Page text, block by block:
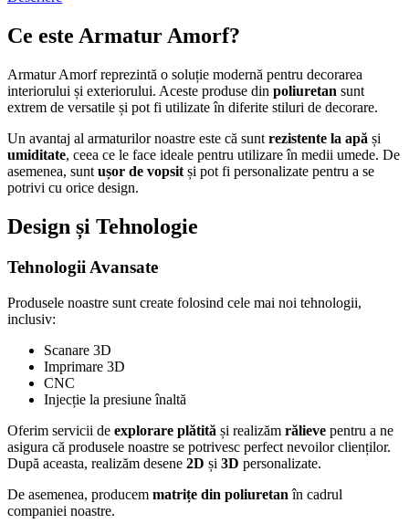
Ce este Armatur Amorf?
Armatur Amorf reprezintă o soluție modernă pentru decorarea
interiorului și exteriorului. Aceste produse din poliuretan sunt
extrem de versatile și pot fi utilizate în diferite stiluri de decorare.
Un avantaj al armaturilor noastre este că sunt rezistente la apă și
umiditate, ceea ce le face ideale pentru utilizare în medii umede. De
asemenea, sunt ușor de vopsit și pot fi personalizate pentru a se
potrivi cu orice design.
Design și Tehnologie
Tehnologii Avansate
Produsele noastre sunt create folosind cele mai noi tehnologii,
inclusiv:
Scanare 3D
Imprimare 3D
CNC
Injecție la presiune înaltă
Oferim servicii de explorare plătită și realizăm rălieve pentru a ne
asigura că produsele noastre se potrivesc perfect nevoilor clienților.
După aceasta, realizăm desene 2D și 3D personalizate.
De asemenea, producem matrițe din poliuretan în cadrul
companiei noastre.